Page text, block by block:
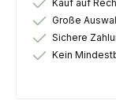
Kauf auf
Große
Sichere
Kein